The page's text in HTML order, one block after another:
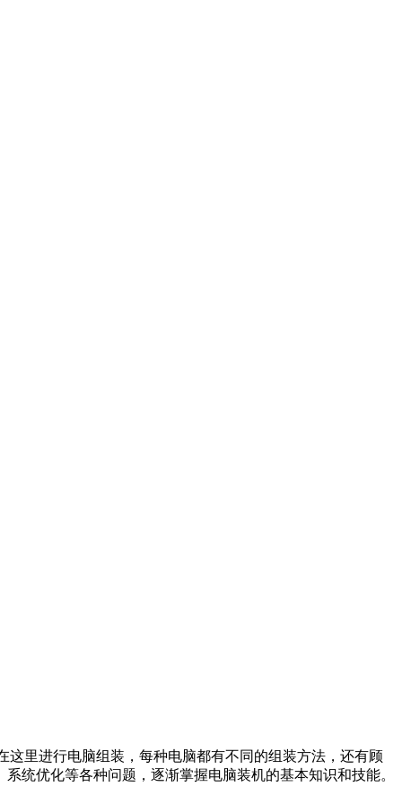
这里进行电脑组装，每种电脑都有不同的组装方法，还有顾
统优化等各种问题，逐渐掌握电脑装机的基本知识和技能。